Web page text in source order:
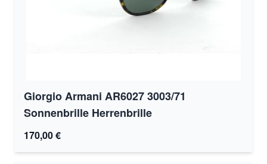
Giorgio Armani AR6027 3003/71
Sonnenbrille Herrenbrille
170,00 €